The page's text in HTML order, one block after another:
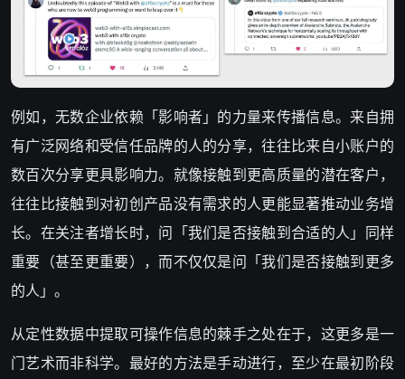
例如，无数企业依赖「影响者」的力量来传播信息。来自拥
有广泛网络和受信任品牌的人的分享，往往比来自小账户的
数百次分享更具影响力。就像接触到更高质量的潜在客户，
往往比接触到对初创产品没有需求的人更能显著推动业务增
长。在关注者增长时，问「我们是否接触到合适的人」同样
重要（甚至更重要），而不仅仅是问「我们是否接触到更多
的人」。
从定性数据中提取可操作信息的棘手之处在于，这更多是一
门艺术而非科学。最好的方法是手动进行，至少在最初阶段